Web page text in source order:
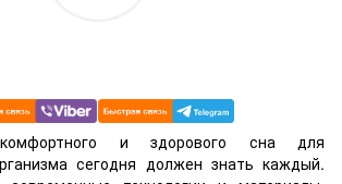
и здорового сна для
сегодня должен знать каждый.